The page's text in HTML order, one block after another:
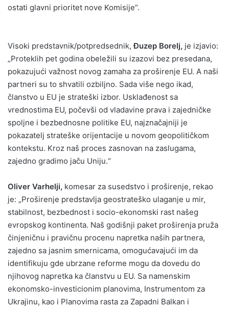
ostati glavni prioritet nove Komisije“.
Visoki predstavnik/potpredsednik, Đuzep Borelj, je izjavio:
„Proteklih pet godina obeležili su izazovi bez presedana,
pokazujući važnost novog zamaha za proširenje EU. A naši
partneri su to shvatili ozbiljno. Sada više nego ikad,
članstvo u EU je strateški izbor. Usklađenost sa
vrednostima EU, počevši od vladavine prava i zajedničke
spoljne i bezbednosne politike EU, najznačajniji je
pokazatelj strateške orijentacije u novom geopolitičkom
kontekstu. Kroz naš proces zasnovan na zaslugama,
zajedno gradimo jaču Uniju.“
Oliver Varhelji, komesar za susedstvo i proširenje, rekao
je: „Proširenje predstavlja geostrateško ulaganje u mir,
stabilnost, bezbednost i socio-ekonomski rast našeg
evropskog kontinenta. Naš godišnji paket proširenja pruža
činjeničnu i pravičnu procenu napretka naših partnera,
zajedno sa jasnim smernicama, omogućavajući im da
identifikuju gde ubrzane reforme mogu da dovedu do
njihovog napretka ka članstvu u EU. Sa namenskim
ekonomsko-investicionim planovima, Instrumentom za
Ukrajinu, kao i Planovima rasta za Zapadni Balkan i